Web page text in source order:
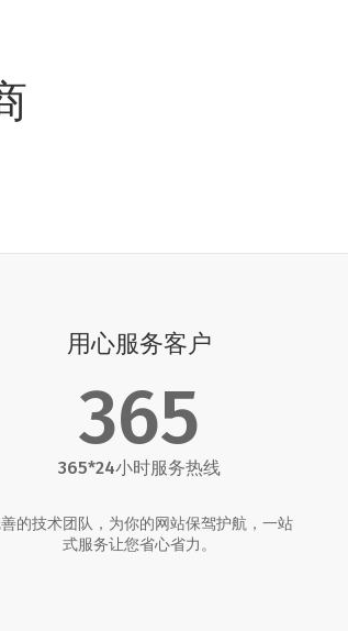
用心服务客户
365
365*24小时服务热线
的技术团队，为你的网站保驾护航，一站
式服务让您省心省力。